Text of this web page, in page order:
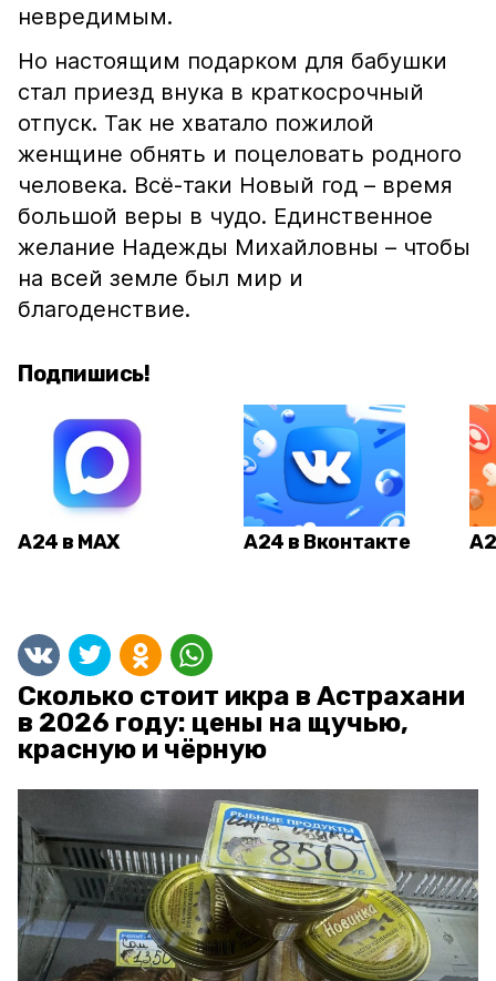
невредимым.
Но настоящим подарком для бабушки
стал приезд внука в краткосрочный
отпуск. Так не хватало пожилой
женщине обнять и поцеловать родного
человека. Всё-таки Новый год – время
большой веры в чудо. Единственное
желание Надежды Михайловны – чтобы
на всей земле был мир и
благоденствие.
Подпишись!
А24 в MAX А24 в Вконтакте
Сколько стоит икра в Астрахани
в 2026 году: цены на щучью,
красную и чёрную